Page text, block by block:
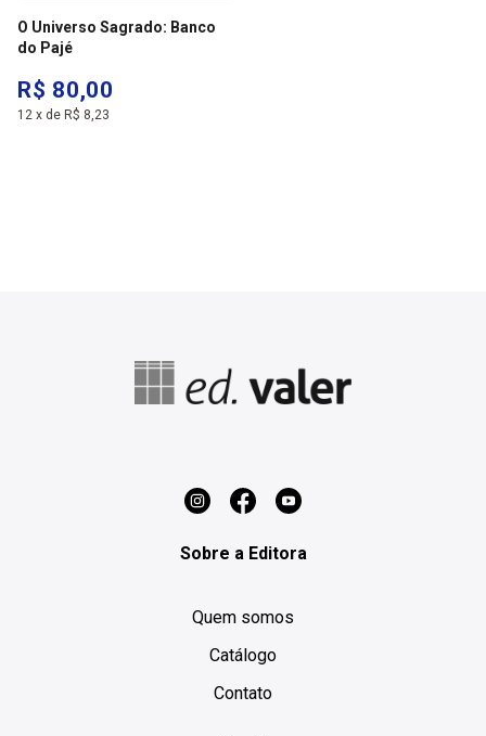
O Universo Sagrado: Banco
do Pajé
R$ 80,00
12 x de R$ 8,23
Sobre a Editora
Quem somos
Catálogo
Contato